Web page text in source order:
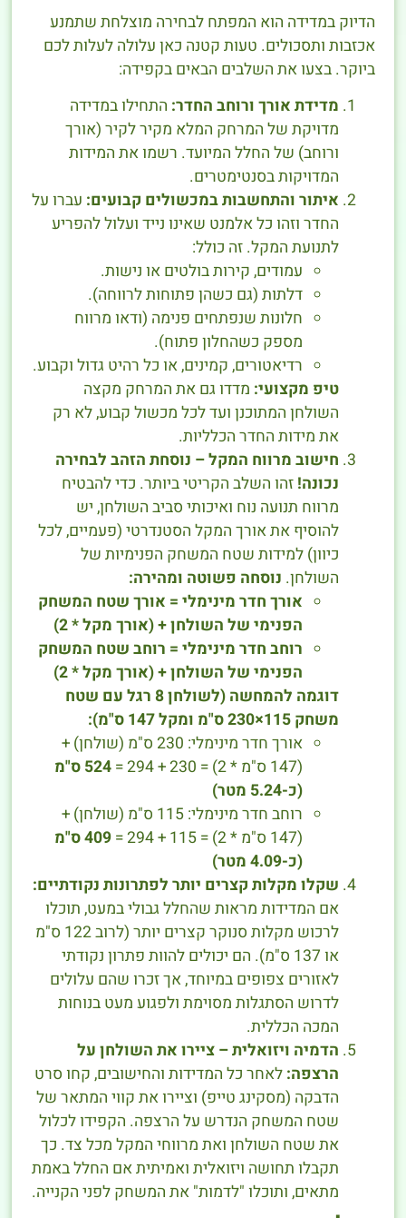
הדיוק במדידה הוא המפתח לבחירה מוצלחת שתמנע
אכזבות ותסכולים. טעות קטנה כאן עלולה לעלות לכם
ביוקר. בצעו את השלבים הבאים בקפידה:
מדידת אורך ורוחב החדר: התחילו במדידה
מדויקת של המרחק המלא מקיר לקיר (אורך
ורוחב) של החלל המיועד. רשמו את המידות
המדויקות בסנטימטרים.
איתור והתחשבות במכשולים קבועים: עברו על
החדר וזהו כל אלמנט שאינו נייד ועלול להפריע
לתנועת המקל. זה כולל:
עמודים, קירות בולטים או נישות.
דלתות (גם כשהן פתוחות לרווחה).
חלונות שנפתחים פנימה (ודאו מרווח
מספק כשהחלון פתוח).
רדיאטורים, קמינים, או כל רהיט גדול וקבוע.
טיפ מקצועי: מדדו גם את המרחק מקצה
השולחן המתוכנן ועד לכל מכשול קבוע, לא רק
את מידות החדר הכלליות.
חישוב מרווח המקל – נוסחת הזהב לבחירה
נכונה! זהו השלב הקריטי ביותר. כדי להבטיח
מרווח תנועה נוח ואיכותי סביב השולחן, יש
להוסיף את אורך המקל הסטנדרטי (פעמיים, לכל
כיוון) למידות שטח המשחק הפנימיות של
השולחן. נוסחה פשוטה ומהירה:
אורך חדר מינימלי = אורך שטח המשחק
הפנימי של השולחן + (אורך מקל * 2)
רוחב חדר מינימלי = רוחב שטח המשחק
הפנימי של השולחן + (אורך מקל * 2)
דוגמה להמחשה (לשולחן 8 רגל עם שטח
משחק 115×230 ס"מ ומקל 147 ס"מ):
אורך חדר מינימלי: 230 ס"מ (שולחן) +
(147 ס"מ * 2) = 230 + 294 =
524 ס"מ
(כ-5.24 מטר)
רוחב חדר מינימלי: 115 ס"מ (שולחן) +
(147 ס"מ * 2) = 115 + 294 =
409 ס"מ
(כ-4.09 מטר)
שקלו מקלות קצרים יותר לפתרונות נקודתיים:
אם המדידות מראות שהחלל גבולי במעט, תוכלו
לרכוש מקלות סנוקר קצרים יותר (לרוב 122 ס"מ
או 137 ס"מ). הם יכולים להוות פתרון נקודתי
לאזורים צפופים במיוחד, אך זכרו שהם עלולים
לדרוש הסתגלות מסוימת ולפגוע מעט בנוחות
המכה הכללית.
הדמיה ויזואלית – ציירו את השולחן על
הרצפה: לאחר כל המדידות והחישובים, קחו סרט
הדבקה (מסקינג טייפ) וציירו את קווי המתאר של
שטח המשחק הנדרש על הרצפה. הקפידו לכלול
את שטח השולחן ואת מרווחי המקל מכל צד. כך
תקבלו תחושה ויזואלית ואמיתית אם החלל באמת
מתאים, ותוכלו "לדמות" את המשחק לפני הקנייה.